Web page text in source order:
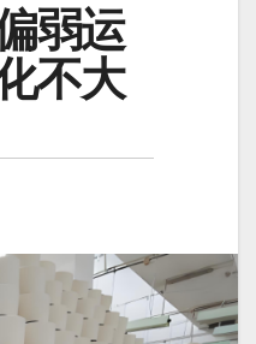
弱运
不大